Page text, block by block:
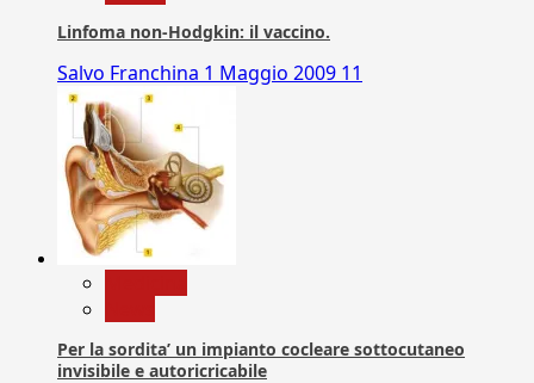
Linfoma non-Hodgkin: il vaccino.
Salvo Franchina 1 Maggio 2009 11
Per la sordita’ un impianto cocleare sottocutaneo
invisibile e autoricricabile